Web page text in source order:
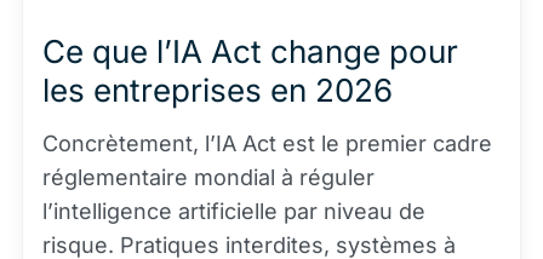
Ce que l’IA Act change pour
les entreprises en 2026
Concrètement, l’IA Act est le premier cadre
réglementaire mondial à réguler
l’intelligence artificielle par niveau de
risque. Pratiques interdites, systèmes à